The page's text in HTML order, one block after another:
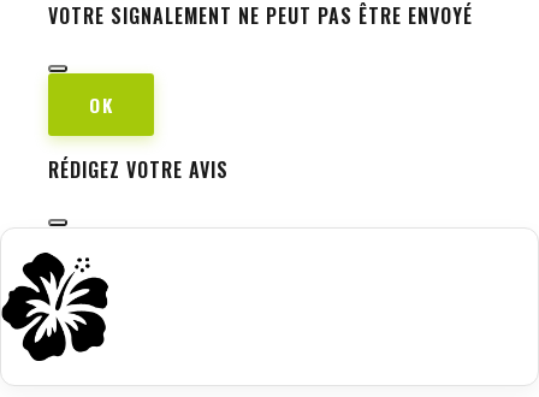
VOTRE SIGNALEMENT NE PEUT PAS ÊTRE ENVOYÉ
OK
RÉDIGEZ VOTRE AVIS